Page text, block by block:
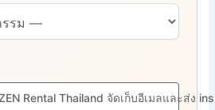
Rental Thailand จัดเก็บอีเมลและส่ง